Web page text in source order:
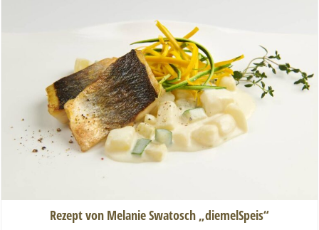
Rezept von Melanie Swatosch „diemelSpeis“